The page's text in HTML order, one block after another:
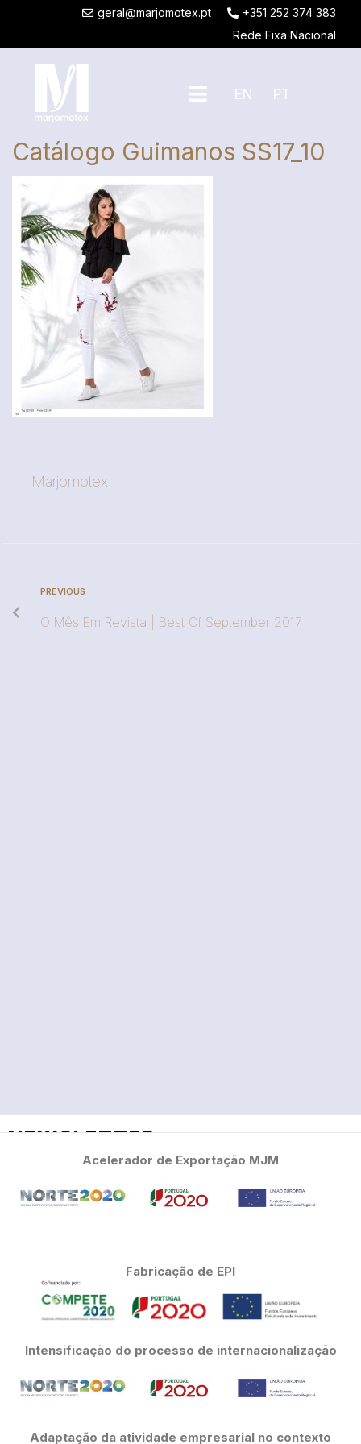
geral@marjomotex.pt
+351 252 374 383
Rede Fixa Nacional
EN PT
Catálogo Guimanos SS17_10
Marjomotex
PREVIOUS
O Mês Em Revista | Best Of September 2017
Acelerador de Exportação MJM
Fabricação de EPI
Intensificação do processo de internacionalização
Adaptação da atividade empresarial no contexto
NEWSLETTER
Declaro que li e aceito aDeclaração de Proteção
de Dados.